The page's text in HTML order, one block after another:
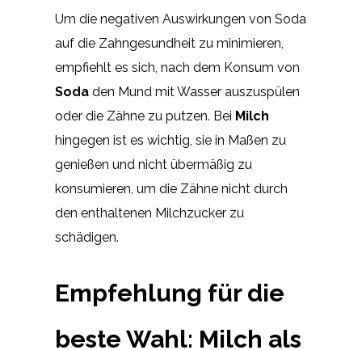
Um die negativen Auswirkungen von Soda
auf die Zahngesundheit zu minimieren,
empfiehlt es sich, nach dem Konsum von
Soda den Mund mit Wasser auszuspülen
oder die Zähne zu putzen. Bei Milch
hingegen ist es wichtig, sie in Maßen zu
genießen und nicht übermäßig zu
konsumieren, um die Zähne nicht durch
den enthaltenen Milchzucker zu
schädigen.
Empfehlung für die
beste Wahl: Milch als